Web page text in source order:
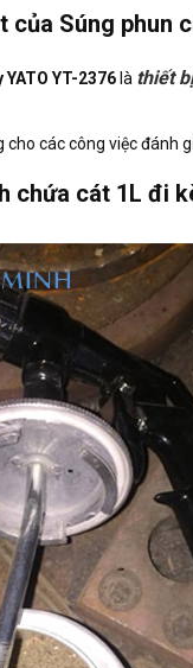
Súng phun
YT-2376 là thiết
các công việc đánh
chứa cát 1L đi